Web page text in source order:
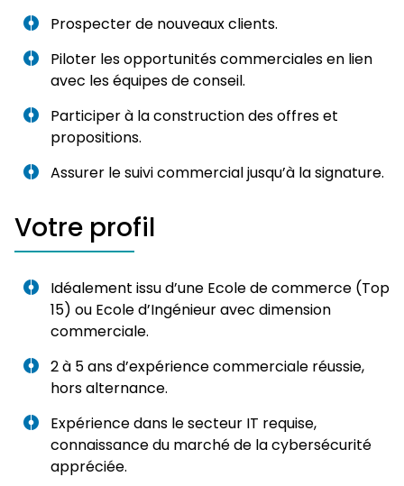
Prospecter de nouveaux clients.
Piloter les opportunités commerciales en lien
avec les équipes de conseil.
Participer à la construction des offres et
propositions.
Assurer le suivi commercial jusqu’à la signature.
Votre profil
Idéalement issu d’une Ecole de commerce (Top
15) ou Ecole d’Ingénieur avec dimension
commerciale.
2 à 5 ans d’expérience commerciale réussie,
hors alternance.
Expérience dans le secteur IT requise,
connaissance du marché de la cybersécurité
appréciée.